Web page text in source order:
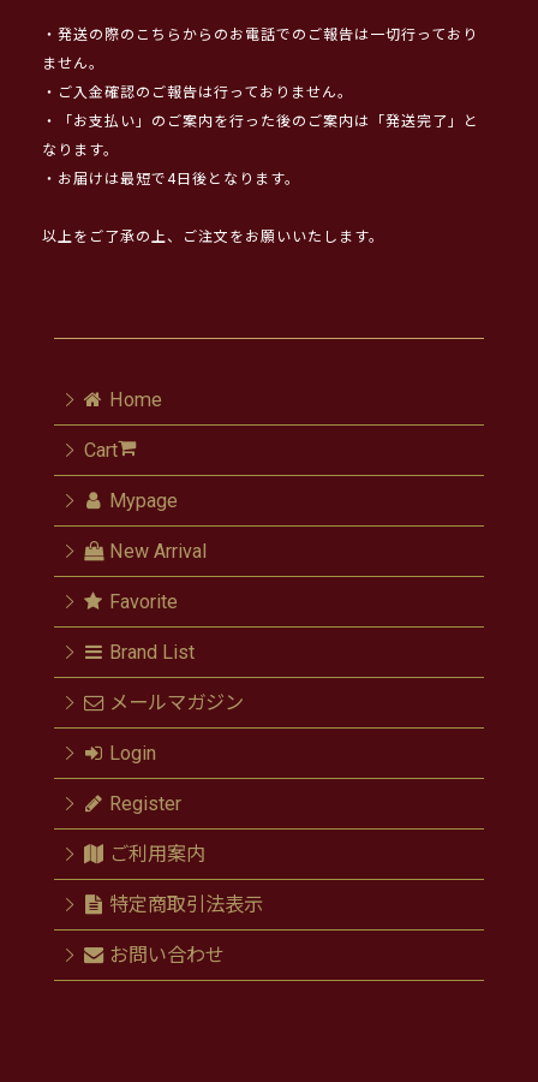
・発送の際のこちらからのお電話でのご報告は一切行っており
ません。
・ご入金確認のご報告は行っておりません。
・「お支払い」のご案内を行った後のご案内は「発送完了」と
なります。
・お届けは最短で4日後となります。
以上をご了承の上、ご注文をお願いいたします。
Home
Cart
Mypage
New Arrival
Favorite
Brand List
メールマガジン
Login
Register
ご利用案内
特定商取引法表示
お問い合わせ